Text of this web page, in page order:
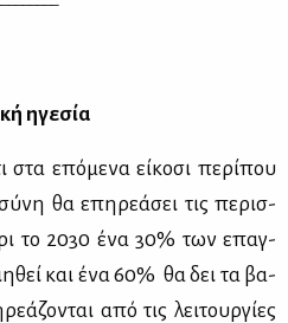
ηγε­σία
στα επό­με­να εί­κο­σι πε­ρί­που
θα επη­ρε­ά­σει τις πε­ρισ­
το 2030 ένα 30% των επαγ­
και ένα 60% θα δει τα βα­
από τις λει­τουρ­γί­ες